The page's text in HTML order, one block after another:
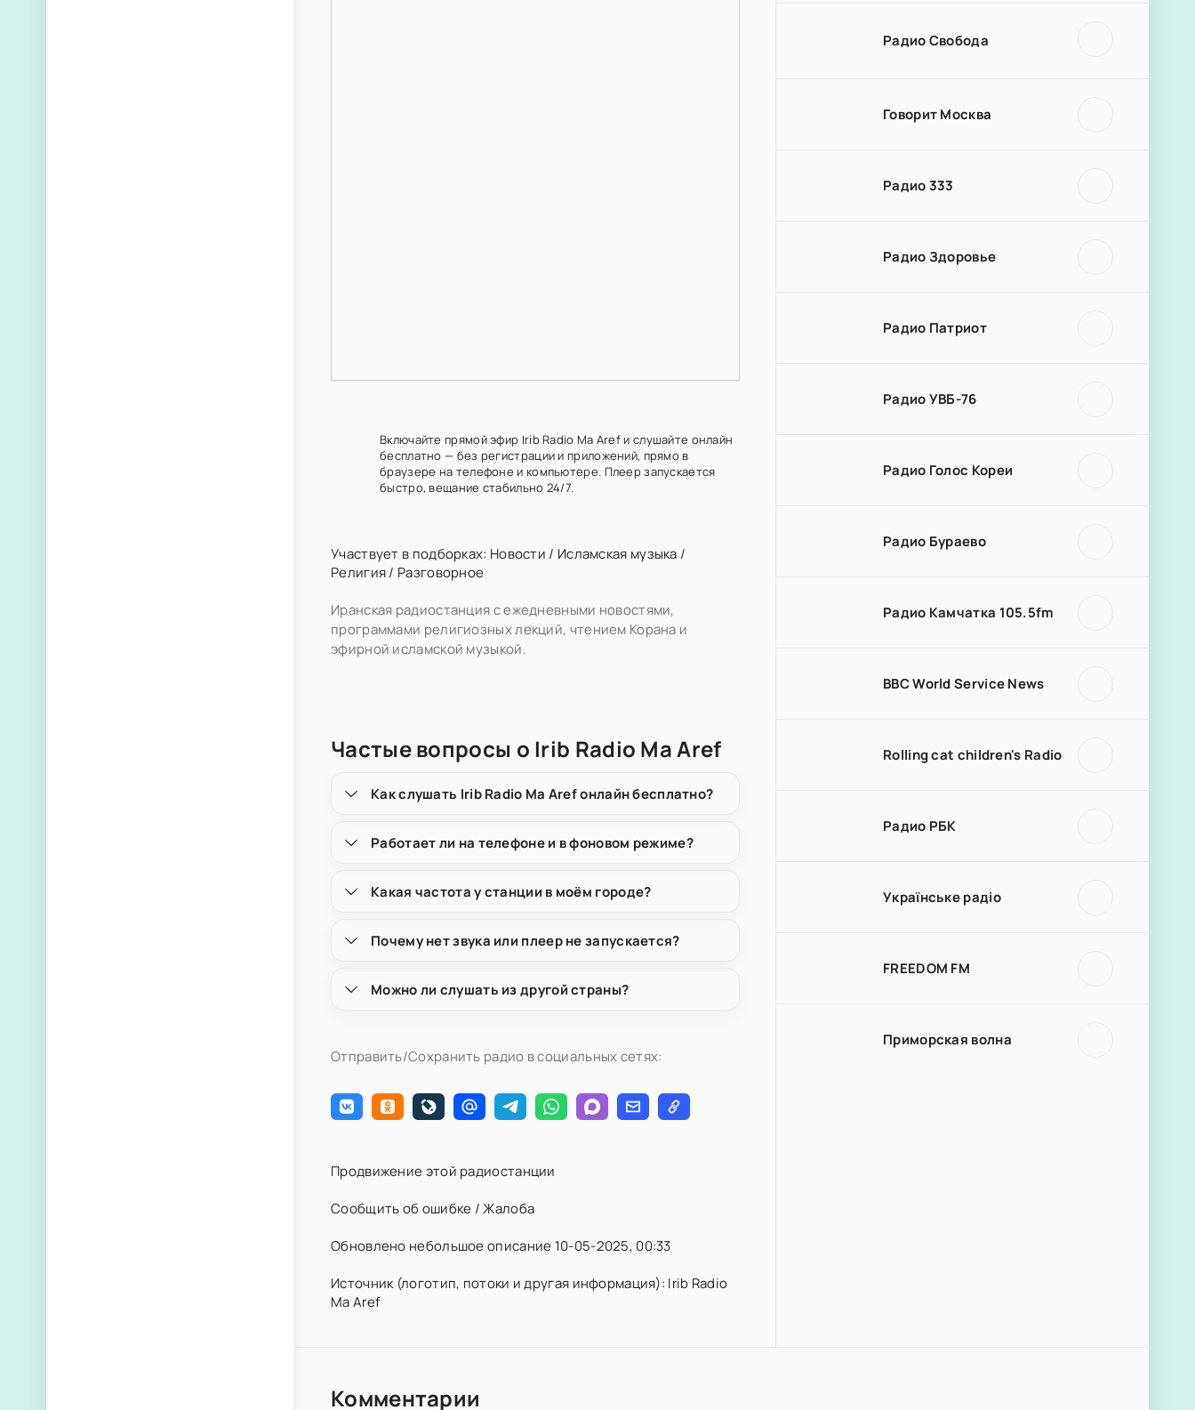
Включайте прямой эфир Irib Radio Ma Aref и слушайте онлайн
бесплатно — без регистрации и приложений, прямо в
браузере на телефоне и компьютере. Плеер запускается
быстро, вещание стабильно 24/7.
Участвует в подборках: Новости / Исламская музыка /
Религия/ Разговорное
Иранская радиостанция с ежедневными новостями,
программами религиозных лекций, чтением Корана и
эфирной исламской музыкой.
Частые вопросы о Irib Radio Ma Aref
Как слушать Irib Radio Ma Aref онлайн бесплатно?
Работает ли на телефоне и в фоновом режиме?
Какая частота у станции в моём городе?
Почему нет звука или плеер не запускается?
Можно ли слушать из другой страны?
Отправить/Сохранить радио в социальных сетях:
Продвижение этой радиостанции
Сообщить об ошибке / Жалоба
Обновлено небольшое описание 10-05-2025, 00:33
Источник (логотип, потоки и другая информация): Irib Radio
Ma Aref
Радио Свобода
Говорит Москва
Радио 333
Радио Здоровье
Радио Патриот
Радио УВБ-76
Радио Голос Кореи
Радио Бураево
Радио Камчатка 105.5fm
BBC World Service News
Rolling cat children's Radio
Радио РБК
Українське радіо
FREEDOM FM
Приморская волна
Комментарии